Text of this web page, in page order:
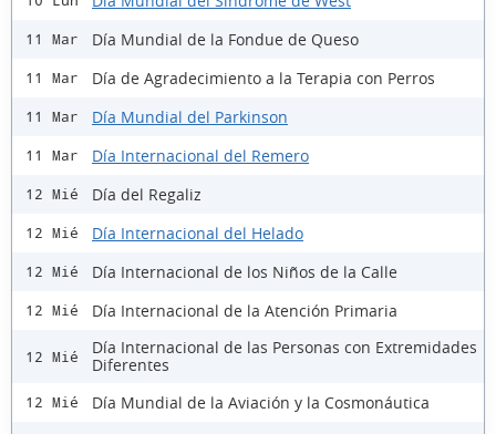
11 Mar Día Mundial de la Fondue de Queso
11 Mar Día de Agradecimiento a la Terapia con Perros
11 Mar Día Mundial del Parkinson
11 Mar Día Internacional del Remero
12 Mié Día del Regaliz
12 Mié Día Internacional del Helado
12 Mié Día Internacional de los Niños de la Calle
12 Mié Día Internacional de la Atención Primaria
12 Mié
Día Internacional de las Personas con Extremidades
Diferentes
12 Mié Día Mundial de la Aviación y la Cosmonáutica